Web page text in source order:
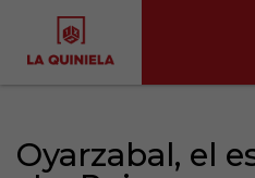
Oyarzabal, el